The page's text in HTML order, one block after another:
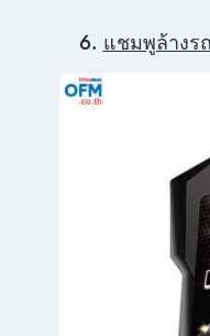
6. แชมพูล้างร